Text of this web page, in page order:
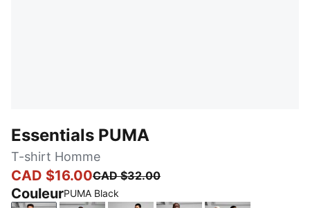
Essentials PUMA
T-shirt Homme
CAD $16.00CAD $32.00
CouleurPUMA Black